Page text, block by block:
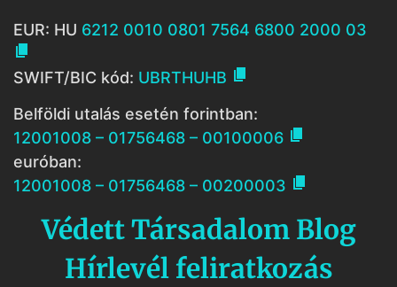
EUR: HU 6212 0010 0801 7564 6800 2000 03

SWIFT/BIC kód: UBRTHUHB 
Belföldi utalás esetén forintban:
12001008 – 01756468 – 00100006 
euróban:
12001008 – 01756468 – 00200003 
Védett Társadalom Blog
Hírlevél feliratkozás